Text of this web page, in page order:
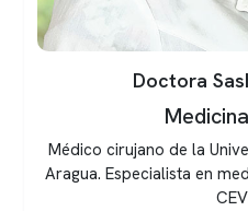
Doctora
Médico Cirujano de
Experimental de los Llanos
Diplomado en Medicina